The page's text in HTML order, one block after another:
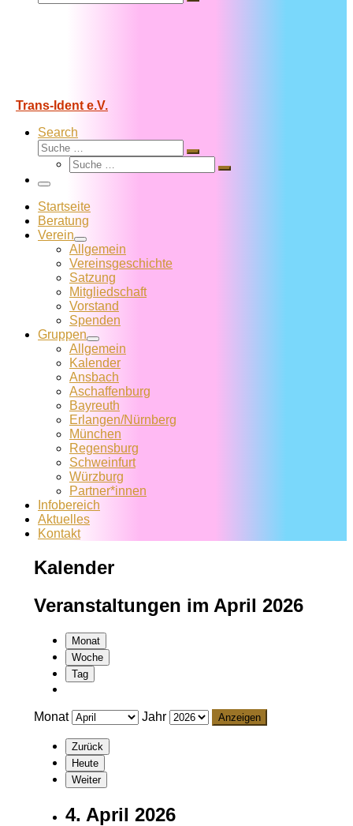
Suche
Trans-Ident e.V.
Search
Suche
Suche
Suche
Suche
Menü
Startseite
Beratung
Verein
Allgemein
Vereins­geschichte
Satzung
Mitglied­schaft
Vorstand
Spenden
Gruppen
Allgemein
Kalender
Ansbach
Aschaffenburg
Bayreuth
Erlangen/Nürnberg
München
Regensburg
Schweinfurt
Würzburg
Partner*innen
Infobereich
Aktuelles
Kontakt
Kalender
Veranstaltungen im April 2026
Monat
Woche
Tag
Monat Jahr
Zurück
Heute
Weiter
4. April 2026